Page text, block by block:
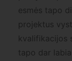
esmės tapo
projektus
kvalifikacijos
tapo dar